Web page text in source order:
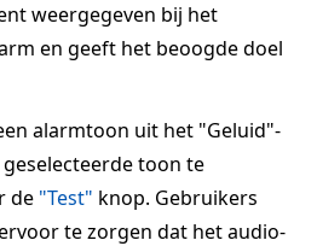
weergegeven bij het
en geeft het beoogde doel
alarmtoon uit het "Geluid"-
toon te
de "Test" knop. Gebruikers
te zorgen dat het audio-